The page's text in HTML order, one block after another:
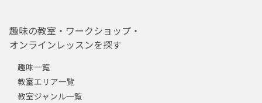
趣味の教室・ワークショップ・
オンラインレッスンを探す
趣味一覧
教室エリア一覧
教室ジャンル一覧